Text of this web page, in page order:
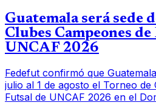
Guatemala será sede
Clubes Campeones
UNCAF 2026
Fedefut confirmó que
julio al 1 de agosto el Torneo de
Futsal de UNCAF 2026 en el